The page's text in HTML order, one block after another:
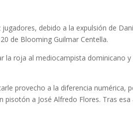
debido a la expulsión de
de Blooming Guilmar Centella.
la roja al mediocampista dominicano
provecho a la diferencia numérica,
pisotón a José Alfredo Flores. Tras